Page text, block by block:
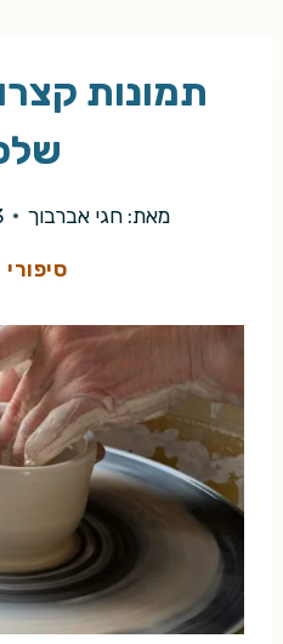
תמונות
מאת: חגי אברבוך